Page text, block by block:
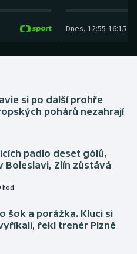
Dnes, 12:55-16:15
si po další prohře
pohárů nezahrají
padlo deset gólů,
Boleslavi, Zlín zůstává
hod
šok a porážka. Kluci si
řekl trenér Plzně